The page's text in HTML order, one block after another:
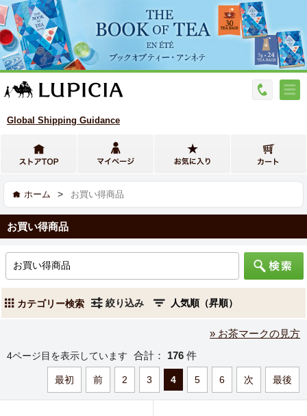
Global Shipping Guidance
ホーム > お買い得商品
お買い得商品
カテゴリー検索 絞り込み
» お茶マークの見方
4ページ目を表示しています 合計： 176 件
最初 前 2 3 4 5 6 次 最後